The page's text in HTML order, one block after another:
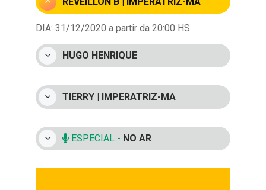
DIA: 31/12/2020 a partir da 20:00 HS
HUGO HENRIQUE
TIERRY | IMPERATRIZ-MA
ESPECIAL - NO AR